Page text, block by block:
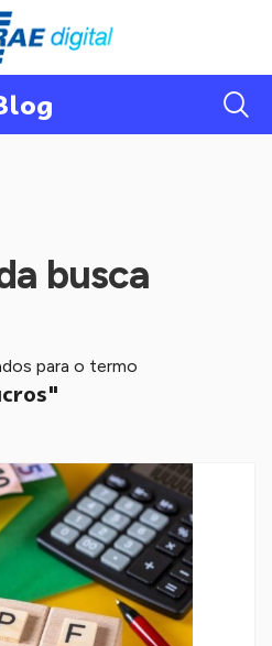
busca
para o termo